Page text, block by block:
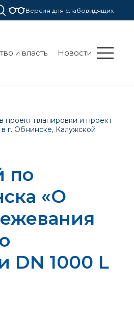
Версия для слабовидящих
и власть Новости
планировки и проект
г. Обнинске, Калужской
по
«О
DN 1000 L